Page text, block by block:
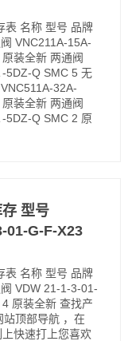
表 名称 型号 品牌
VNC211A-15A-
装全新 两通阀
-5DZ-Q SMC 5 无
32A-
装全新 两通阀
-5DZ-Q SMC 2 原
型号
01-G-F-X23
表 名称 型号 品牌
VDW 21-1-3-01-
原装全新 查找产
站顶部导航 ，在
上快速打上您喜欢